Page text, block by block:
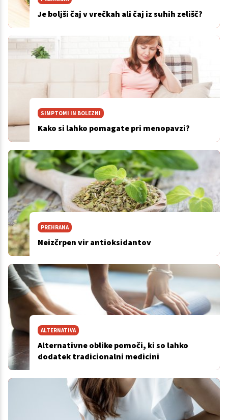
Je boljši čaj v vrečkah ali čaj iz suhih zelišč?
SIMPTOMI IN BOLEZNI
Kako si lahko pomagate pri menopavzi?
PREHRANA
Neizčrpen vir antioksidantov
ALTERNATIVA
Alternativne oblike pomoči, ki so lahko
dodatek tradicionalni medicini